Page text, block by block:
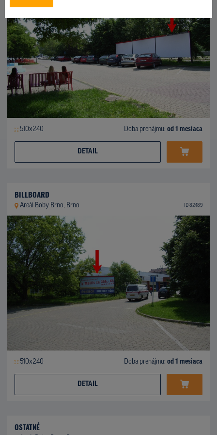
510x240 Doba prenájmu: od 1 mesiaca
DETAIL
BILLBOARD
Areál Boby Brno, Brno ID 82489
510x240 Doba prenájmu: od 1 mesiaca
DETAIL
OSTATNÉ